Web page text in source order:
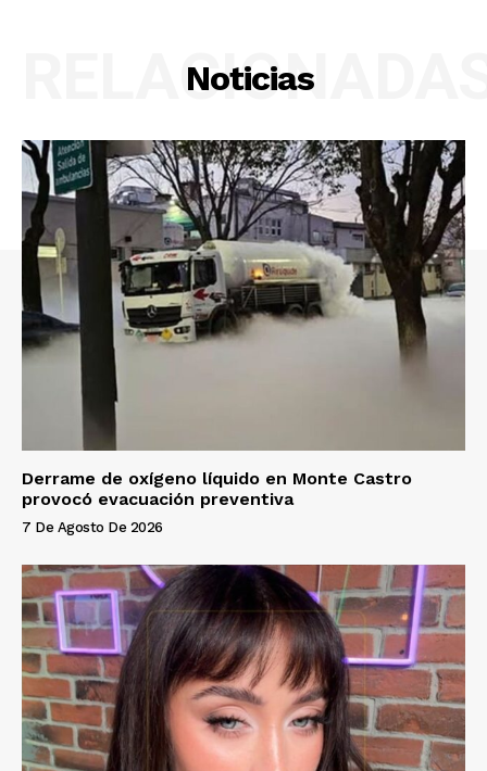
Noticias
Derrame de oxígeno líquido en Monte Castro
provocó evacuación preventiva
7 De Agosto De 2026